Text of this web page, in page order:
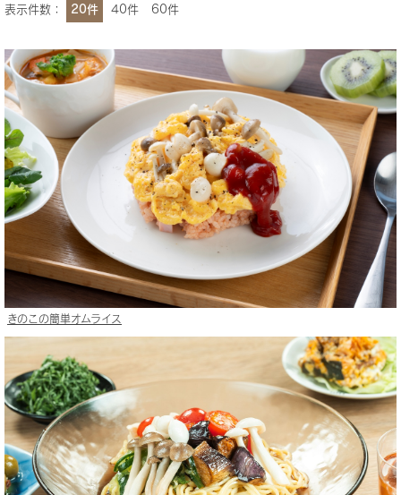
表示件数： 20件 40件 60件
きのこの簡単オムライス